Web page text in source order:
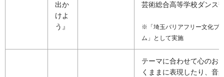
出か
けよ
う』
芸術総合高等学校ダンス
※「埼玉バリアフリー文化プ
ム」として実施
テーマに合わせて心のお
くままに表現したり、音